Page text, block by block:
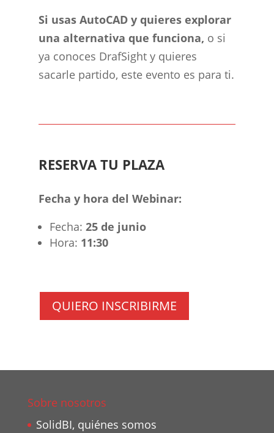
Si usas AutoCAD y quieres explorar
una alternativa que funciona, o si
ya conoces DrafSight y quieres
sacarle partido, este evento es para ti.
RESERVA TU PLAZA
Fecha y hora del Webinar:
Fecha: 25 de junio
Hora: 11:30
QUIERO INSCRIBIRME
Sobre nosotros
SolidBI, quiénes somos